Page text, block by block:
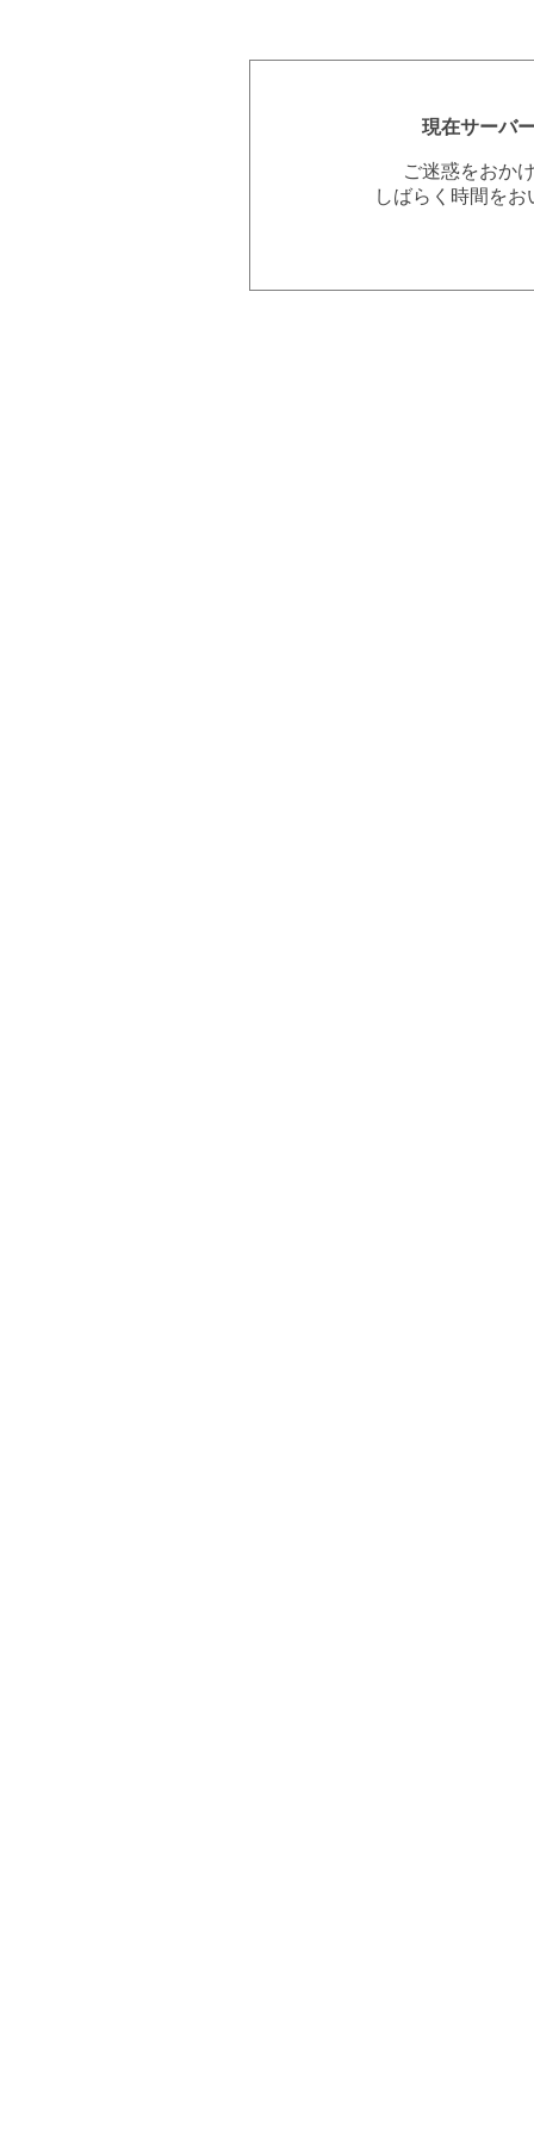
現在サーバ
ご迷惑をおか
しばらく時間を